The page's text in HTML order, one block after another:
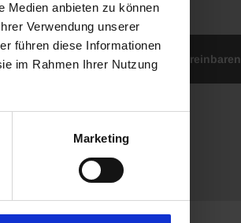
Medien anbieten zu können
Verwendung unserer
führen diese Informationen
im Rahmen Ihrer Nutzung
Marketing
Termin vereinbaren